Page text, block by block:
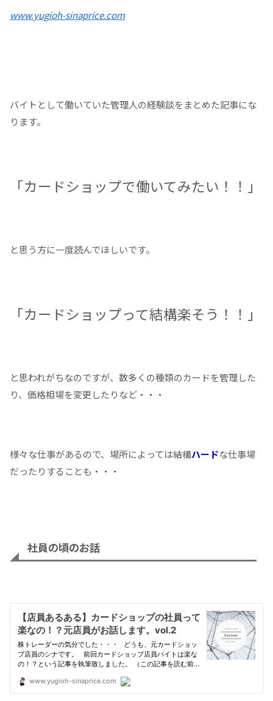
www.yugioh-sinaprice.com
バイトとして働いていた管理人の経験談をまとめた記事にな
ります。
「カードショップで働いてみたい！！」
と思う方に一度読んでほしいです。
「カードショップって結構楽そう！！」
と思われがちなのですが、数多くの種類のカードを管理した
り、価格相場を変更したりなど・・・
様々な仕事があるので、場所によっては結構ハードな仕事場
だったりすることも・・・
社員の頃のお話